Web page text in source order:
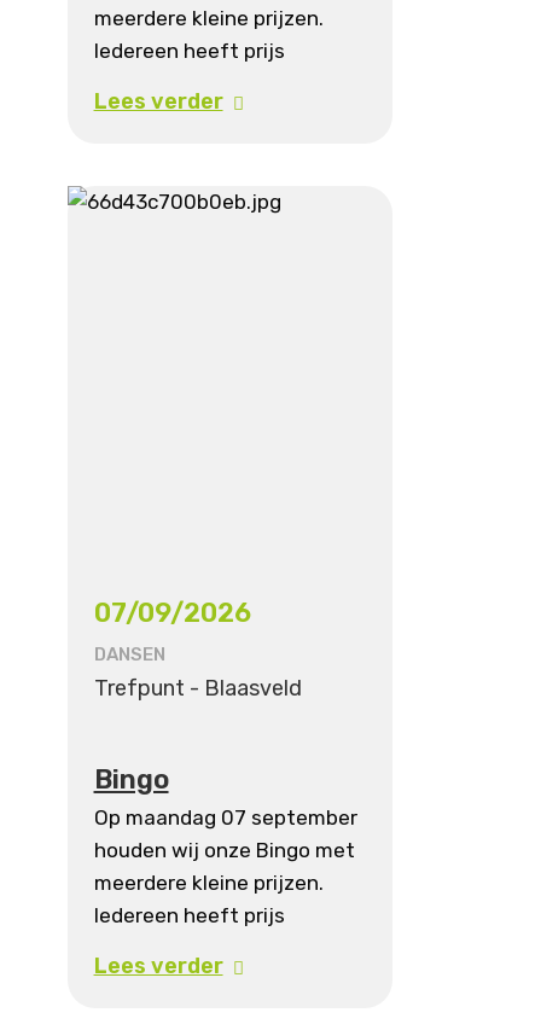
meerdere kleine prijzen.
Iedereen heeft prijs
Lees verder
07/09/2026
DANSEN
Trefpunt - Blaasveld
Bingo
Op maandag 07 september
houden wij onze Bingo met
meerdere kleine prijzen.
Iedereen heeft prijs
Lees verder